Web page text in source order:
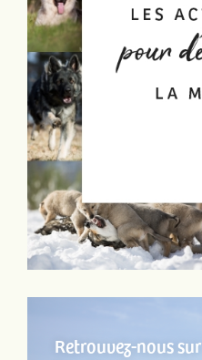
Retrouvez-nous sur